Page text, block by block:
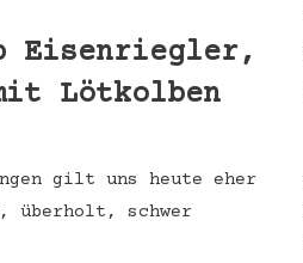
Eisenriegler,
Lötkolben
gilt uns heute eher
überholt, schwer